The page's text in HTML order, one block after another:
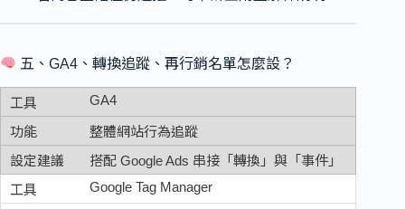
五、GA4、轉換追蹤、再行銷名單怎麼設？
GA4
整體網站行為追蹤
搭配 Google Ads 串接「轉換」與「事件」
Google Tag Manager